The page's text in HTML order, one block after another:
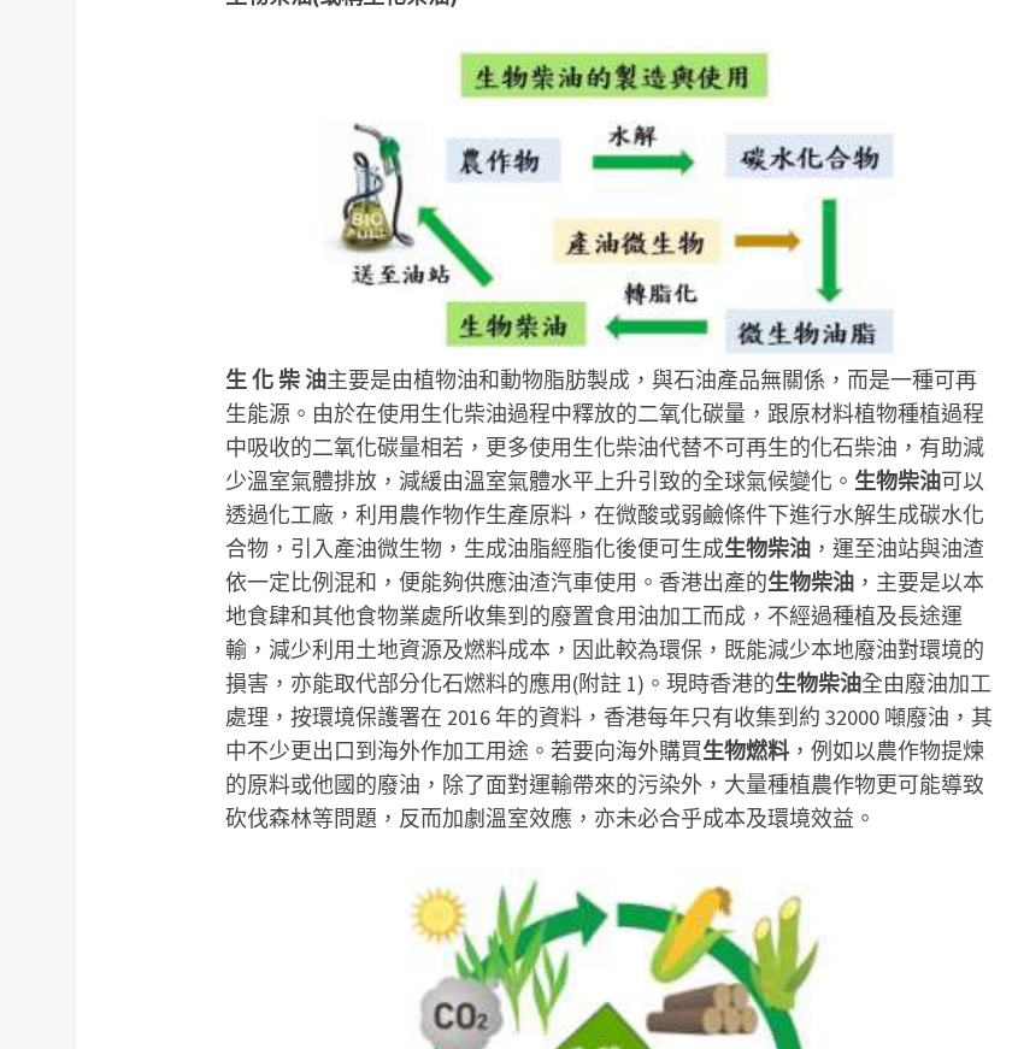
生 化 柴 油主要是由植物油和動物脂肪製成，與石油產品無關係，而是一種可再
生能源。由於在使用生化柴油過程中釋放的二氧化碳量，跟原材料植物種植過程
中吸收的二氧化碳量相若，更多使用生化柴油代替不可再生的化石柴油，有助減
少溫室氣體排放，減緩由溫室氣體水平上升引致的全球氣候變化。 生物柴油可以
透過化工廠，利用農作物作生產原料，在微酸或弱鹼條件下進行水解生成碳水化
合物，引入產油微生物，生成油脂經脂化後便可生成生物柴油 ，運至油站與油渣
依一定比例混和，便能夠供應油渣汽車使用。香港出產的生物柴油 ，主要是以本
地食肆和其他食物業處所收集到的廢置食用油加工而成，不經過種植及長途運
輸，減少利用土地資源及燃料成本，因此較為環保，既能減少本地廢油對環境的
損害，亦能取代部分化石燃料的應用(附註 1)。現時香港的生物柴油全由廢油加工
處理，按環境保護署在 2016 年的資料，香港每年只有收集到約 32000 噸廢油，其
中不少更出口到海外作加工用途。若要向海外購買生物燃料 ，例如以農作物提煉
的原料或他國的廢油，除了面對運輸帶來的污染外，大量種植農作物更可能導致
砍伐森林等問題，反而加劇溫室效應，亦未必合乎成本及環境效益。